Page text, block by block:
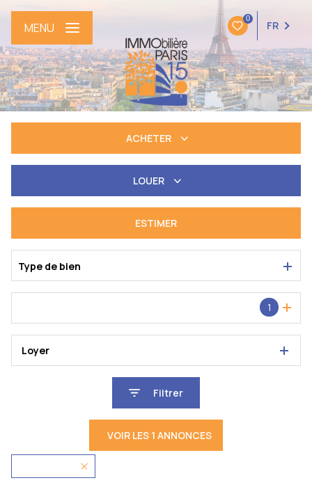
0
FR
MENU
ACHETER
LOUER
ESTIMER
Type de bien
1
Loyer
Filtrer
VOIR LES 1 ANNONCES